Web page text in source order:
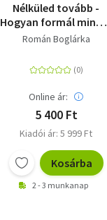
Nélküled tovább -
Hogyan formál minket
a veszteség?
Román Boglárka
Online ár:
5 400 Ft
Kiadói ár: 5 999 Ft
Kosárba
2 - 3 munkanap